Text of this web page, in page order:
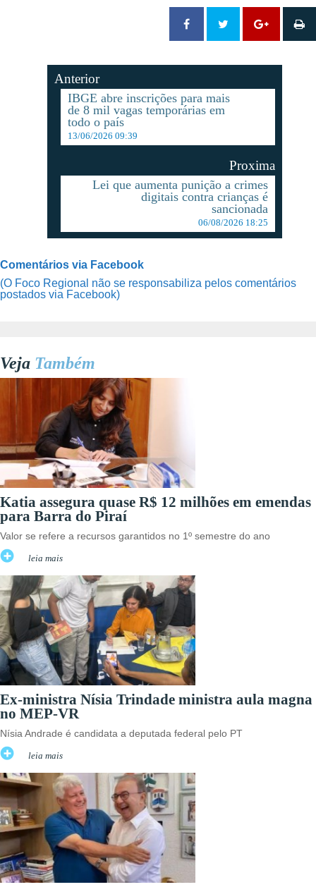
Anterior
IBGE abre inscrições para mais
de 8 mil vagas temporárias em
todo o país
13/06/2026 09:39
Proxima
Lei que aumenta punição a crimes
digitais contra crianças é
sancionada
06/08/2026 18:25
Comentários via Facebook
(O Foco Regional não se responsabiliza pelos comentários
postados via Facebook)
Veja Também
Katia assegura quase R$ 12 milhões em emendas
para Barra do Piraí
Valor se refere a recursos garantidos no 1º semestre do ano
leia mais
Ex-ministra Nísia Trindade ministra aula magna
no MEP-VR
Nísia Andrade é candidata a deputada federal pelo PT
leia mais